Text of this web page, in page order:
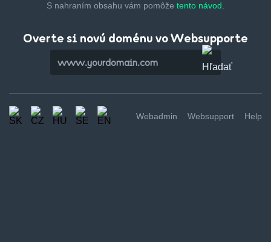
S nahraním obsahu vám pomôže tento návod.
Overte si novú doménu vo Websupporte
Webadmin Websupport Help